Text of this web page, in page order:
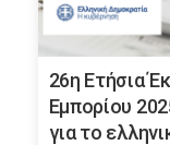
26η Ετήσια
Εμπορίου
για το